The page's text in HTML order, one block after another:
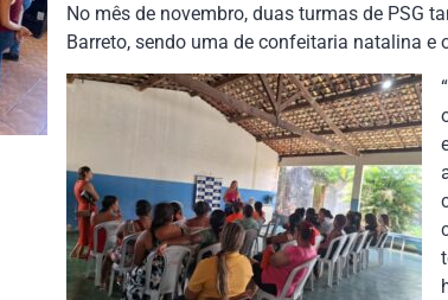
No mês de novembro, duas turmas de PSG
Barreto, sendo uma de confeitaria natalina e